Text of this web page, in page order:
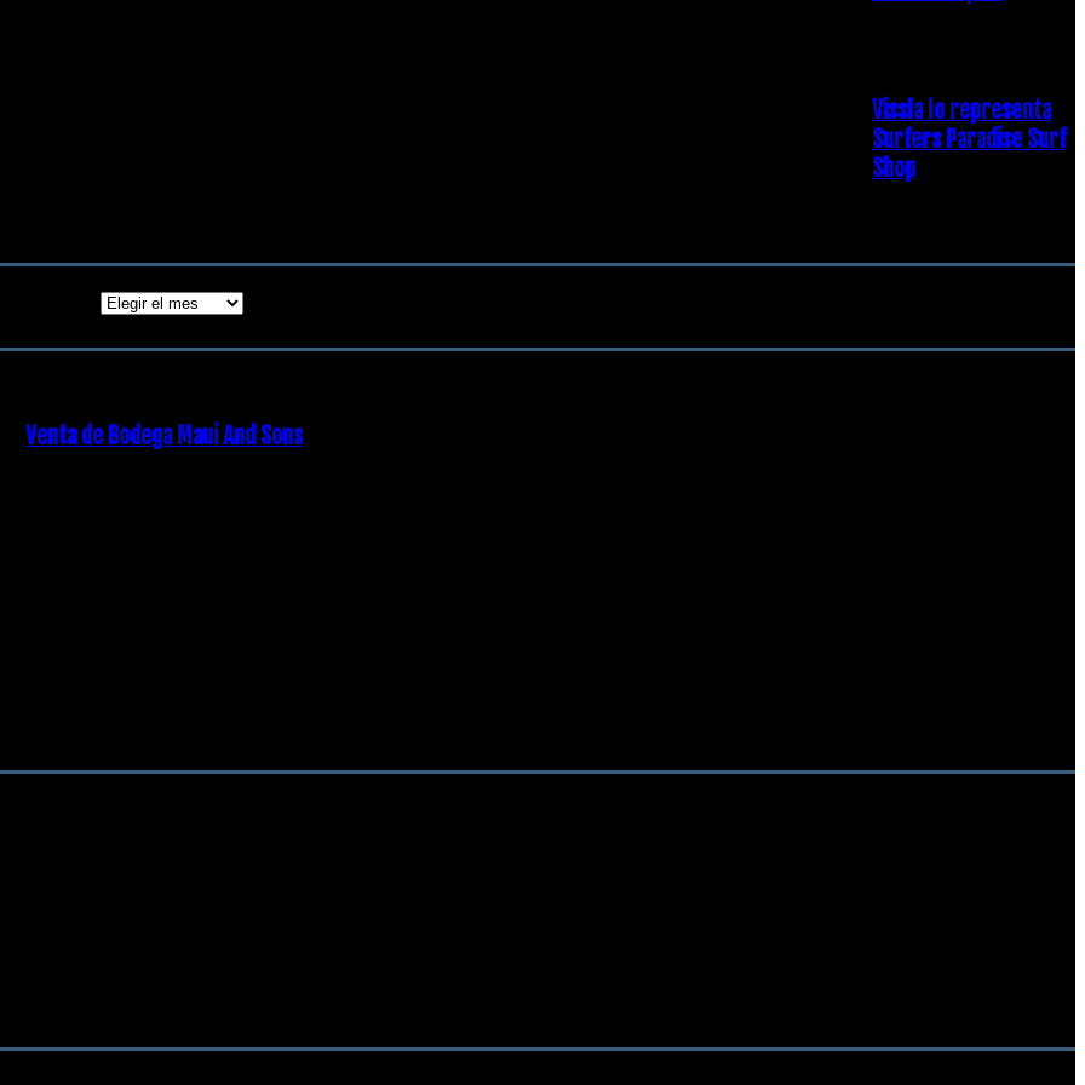
Vissla lo representa
Surfers Paradise Surf
Shop
Venta de Bodega Maui And Sons